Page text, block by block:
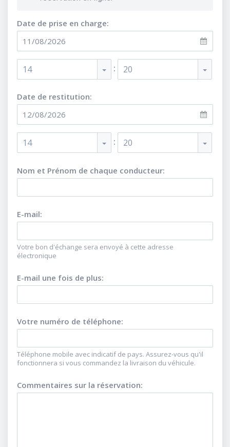
Date de prise en charge:
14 : 20
Date de restitution:
14 : 20
Nom et Prénom de chaque conducteur:
E-mail:
Votre bon d'échange sera envoyé à cette adresse
électronique
E-mail une fois de plus:
Votre numéro de téléphone:
Téléphone mobile avec indicatif de pays. Assurez-vous qu'il
fonctionnera si vous commandez la livraison du véhicule.
Commentaires sur la réservation: